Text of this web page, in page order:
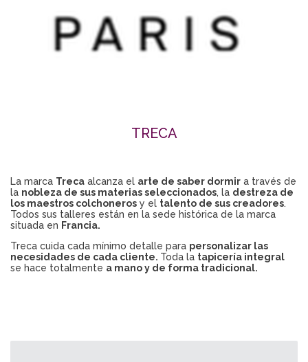
TRECA
La marca Treca alcanza el arte de saber dormir a través de
la nobleza de sus materias seleccionados, la destreza de
los maestros colchoneros y el talento de sus creadores.
Todos sus talleres están en la sede histórica de la marca
situada en Francia.
Treca cuida cada mínimo detalle para personalizar las
necesidades de cada cliente. Toda la tapicería integral
se hace totalmente a mano y de forma tradicional.